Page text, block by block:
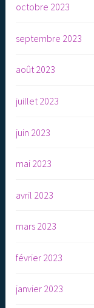
octobre 2023
septembre 2023
août 2023
juillet 2023
juin 2023
mai 2023
avril 2023
mars 2023
février 2023
janvier 2023